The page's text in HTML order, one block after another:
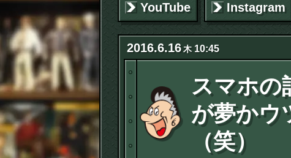
YouTube Instagram
2016.6.16木10:45
スマホの
が夢かウ
（笑）